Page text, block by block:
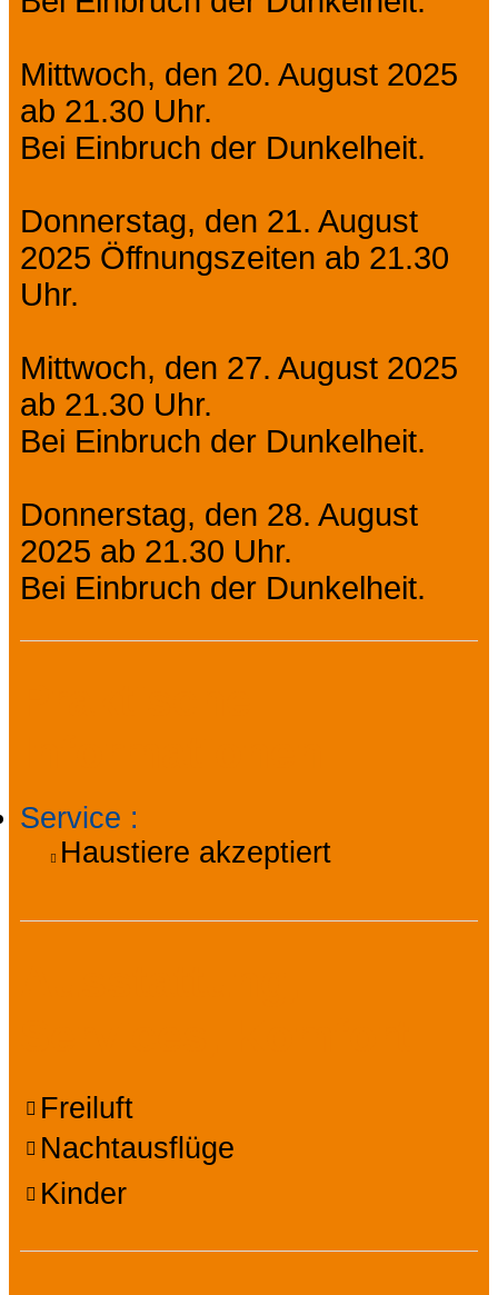
Mittwoch, den 20. August 2025
ab 21.30 Uhr.
Bei Einbruch der Dunkelheit.
Donnerstag, den 21. August
2025 Öffnungszeiten ab 21.30
Uhr.
Mittwoch, den 27. August 2025
ab 21.30 Uhr.
Bei Einbruch der Dunkelheit.
Donnerstag, den 28. August
2025 ab 21.30 Uhr.
Bei Einbruch der Dunkelheit.
Service :
Haustiere akzeptiert
Freiluft
Nachtausflüge
Kinder